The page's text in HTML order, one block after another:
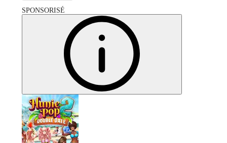
SPONSORISÉ